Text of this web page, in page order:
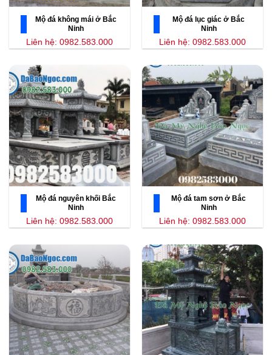
Mộ đá không mái ở Bắc
Ninh
Liên hệ: 0982.583.000
Mộ đá lục giác ở Bắc
Ninh
Liên hệ: 0982.583.000
Mộ đá nguyên khối Bắc
Ninh
Liên hệ: 0982.583.000
Mộ đá tam sơn ở Bắc
Ninh
Liên hệ: 0982.583.000